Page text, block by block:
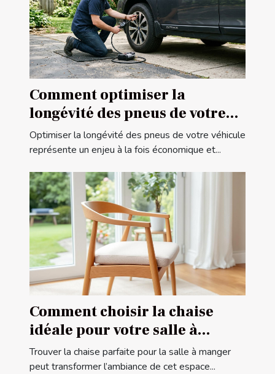
Comment optimiser la
longévité des pneus de votre
véhicule ?
Optimiser la longévité des pneus de votre véhicule
représente un enjeu à la fois économique et...
Comment choisir la chaise
idéale pour votre salle à
manger ?
Trouver la chaise parfaite pour la salle à manger
peut transformer l’ambiance de cet espace...